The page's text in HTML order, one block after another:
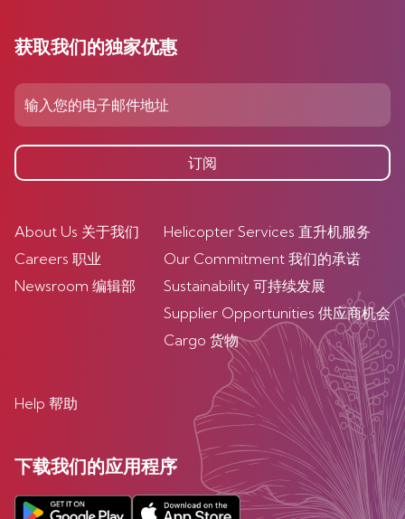
获取我们的独家优惠
订阅
About Us 关于我们
Careers 职业
Newsroom 编辑部
Helicopter Services 直升机服务
Our Commitment 我们的承诺
Sustainability 可持续发展
Supplier Opportunities 供应商机会
Cargo 货物
Help 帮助
下载我们的应用程序